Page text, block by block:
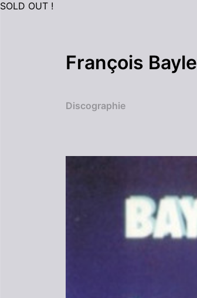
François Bayle
Discographie
SOLD OUT !